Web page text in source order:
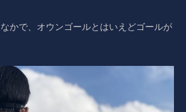
かで、オウンゴールとはいえどゴールが